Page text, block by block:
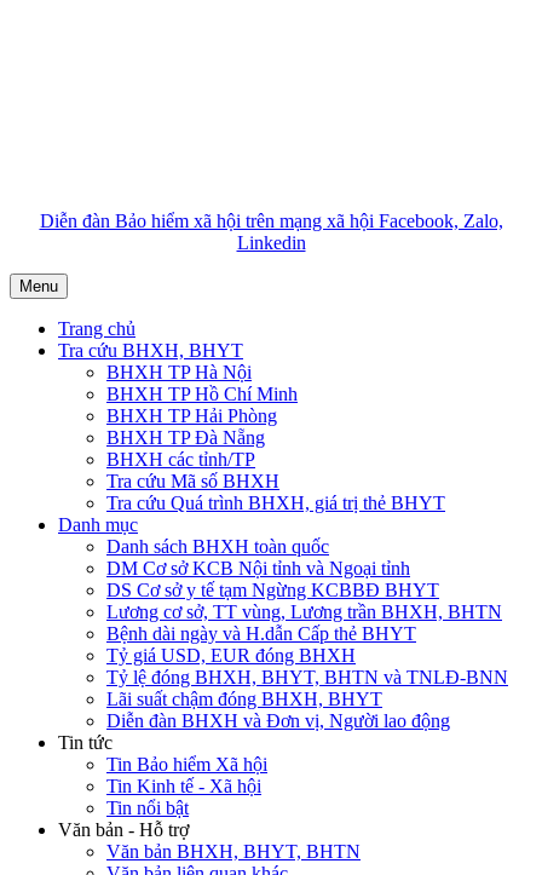
Diễn đàn Bảo hiểm xã hội trên mạng xã hội Facebook, Zalo,
Linkedin
Menu
Trang chủ
Tra cứu BHXH, BHYT
BHXH TP Hà Nội
BHXH TP Hồ Chí Minh
BHXH TP Hải Phòng
BHXH TP Đà Nẵng
BHXH các tỉnh/TP
Tra cứu Mã số BHXH
Tra cứu Quá trình BHXH, giá trị thẻ BHYT
Danh mục
Danh sách BHXH toàn quốc
DM Cơ sở KCB Nội tỉnh và Ngoại tỉnh
DS Cơ sở y tế tạm Ngừng KCBBĐ BHYT
Lương cơ sở, TT vùng, Lương trần BHXH, BHTN
Bệnh dài ngày và H.dẫn Cấp thẻ BHYT
Tỷ giá USD, EUR đóng BHXH
Tỷ lệ đóng BHXH, BHYT, BHTN và TNLĐ-BNN
Lãi suất chậm đóng BHXH, BHYT
Diễn đàn BHXH và Đơn vị, Người lao động
Tin tức
Tin Bảo hiểm Xã hội
Tin Kinh tế - Xã hội
Tin nổi bật
Văn bản - Hỗ trợ
Văn bản BHXH, BHYT, BHTN